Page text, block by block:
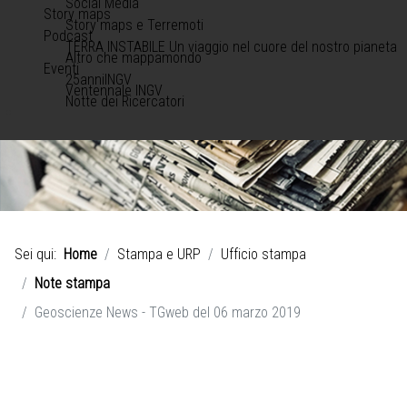
Story maps
Story maps e Terremoti
Podcast
TERRA INSTABILE Un viaggio nel cuore del nostro pianeta
Altro che mappamondo
Eventi
25anniINGV
Ventennale INGV
Notte dei Ricercatori
Sei qui: Home Stampa e URP
Ufficio stampa
Note stampa
Geoscienze News - TGweb del 06 marzo 2019